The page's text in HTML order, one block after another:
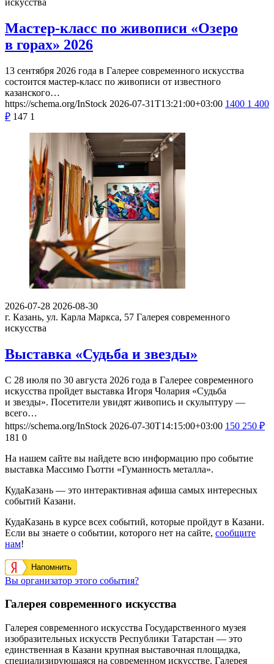
искусства
Мастер-класс по живописи «Озеро
в горах» 2026
13 сентября 2026 года в Галерее современного искусства
состоится мастер-класс по живописи от известного
казанского…
https://schema.org/InStock 2026-07-31T13:21:00+03:00 1400 1 400
₽ 147 1
2026-07-28 2026-08-30
г. Казань, ул. Карла Маркса, 57 Галерея современного
искусства
Выставка «Судьба и звезды»
С 28 июля по 30 августа 2026 года в Галерее современного
искусства пройдет выставка Игоря Чолария «Судьба
и звезды». Посетители увидят живопись и скульптуру —
всего…
https://schema.org/InStock 2026-07-30T14:15:00+03:00 150 250 ₽
181 0
На нашем сайте вы найдете всю информацию про событие
выставка Массимо Гьотти «Гуманность металла».
КудаКазань — это интерактивная афиша самых интересных
событий Казани.
КудаКазань в курсе всех событий, которые пройдут в Казани.
Если вы знаете о событии, которого нет на сайте, сообщите
нам!
Напомнить
Вы организатор этого события?
Галерея современного искусства
Галерея современного искусства Государственного музея
изобразительных искусств Республики Татарстан — это
единственная в Казани крупная выставочная площадка,
специализирующаяся на современном искусстве. Галерея